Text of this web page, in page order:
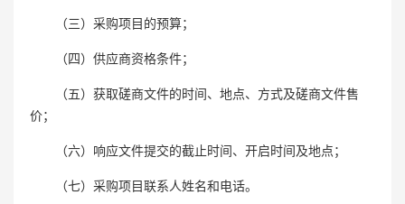
（三）采购项目的预算；
（四）供应商资格条件；
（五）获取磋商文件的时间、地点、方式及磋商文件售
价；
（六）响应文件提交的截止时间、开启时间及地点；
（七）采购项目联系人姓名和电话。